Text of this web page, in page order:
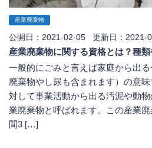
産業廃棄物
公開日：2021-02-05 更新日：2021-
産業廃棄物に関する資格とは？種
一般的にごみと言えば家庭から出
廃棄物やし尿も含まれます）の意
対して事業活動から出る汚泥や動
業廃棄物と呼ばれます。この産業
間3 […]